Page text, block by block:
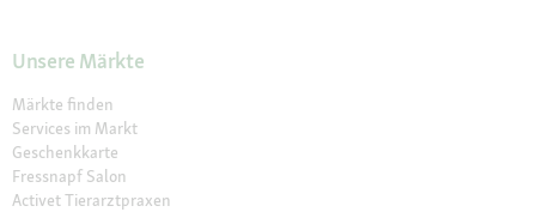
Unsere Märkte
Märkte finden
Services im Markt
Geschenkkarte
Fressnapf Salon
Activet Tierarztpraxen